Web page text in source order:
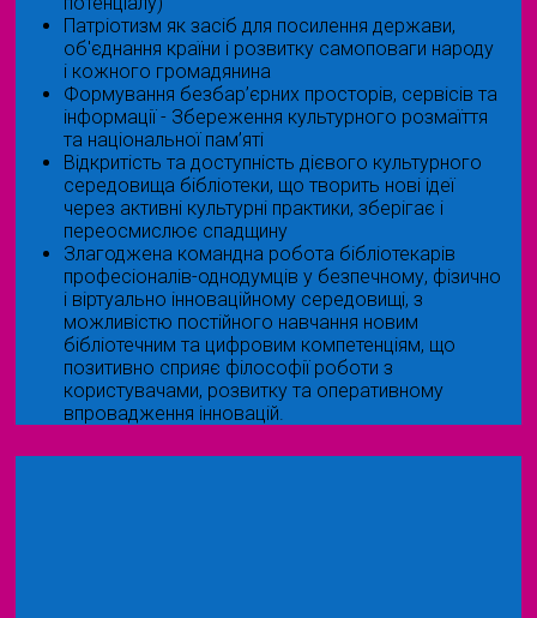
Патріотизм як засіб для посилення держави,
об'єднання країни і розвитку самоповаги народу
і кожного громадянина
Формування безбар’єрних просторів, сервісів та
інформації - Збереження культурного розмаїття
та національної пам’яті
Відкритість та доступність дієвого культурного
середовища бібліотеки, що творить нові ідеї
через активні культурні практики, зберігає і
переосмислює спадщину
Злагоджена командна робота бібліотекарів
професіоналів-однодумців у безпечному, фізично
і віртуально інноваційному середовищі, з
можливістю постійного навчання новим
бібліотечним та цифровим компетенціям, що
позитивно сприяє філософії роботи з
користувачами, розвитку та оперативному
впровадження інновацій.